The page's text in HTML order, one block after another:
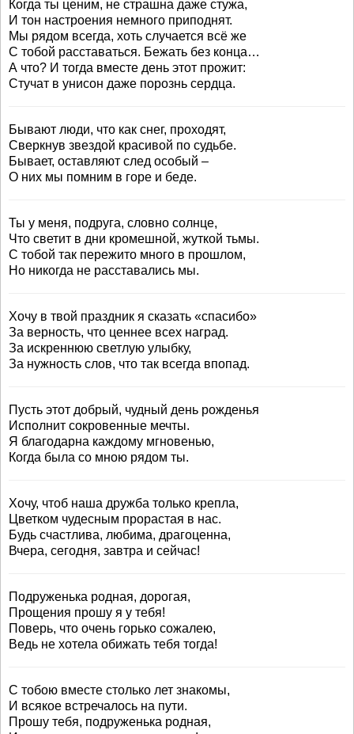
Когда ты ценим, не страшна даже стужа,
И тон настроения немного приподнят.
Мы рядом всегда, хоть случается всё же
С тобой расставаться. Бежать без конца…
А что? И тогда вместе день этот прожит:
Стучат в унисон даже порознь сердца.
Бывают люди, что как снег, проходят,
Сверкнув звездой красивой по судьбе.
Бывает, оставляют след особый –
О них мы помним в горе и беде.
Ты у меня, подруга, словно солнце,
Что светит в дни кромешной, жуткой тьмы.
С тобой так пережито много в прошлом,
Но никогда не расставались мы.
Хочу в твой праздник я сказать «спасибо»
За верность, что ценнее всех наград.
За искреннюю светлую улыбку,
За нужность слов, что так всегда впопад.
Пусть этот добрый, чудный день рожденья
Исполнит сокровенные мечты.
Я благодарна каждому мгновенью,
Когда была со мною рядом ты.
Хочу, чтоб наша дружба только крепла,
Цветком чудесным прорастая в нас.
Будь счастлива, любима, драгоценна,
Вчера, сегодня, завтра и сейчас!
Подруженька родная, дорогая,
Прощения прошу я у тебя!
Поверь, что очень горько сожалею,
Ведь не хотела обижать тебя тогда!
С тобою вместе столько лет знакомы,
И всякое встречалось на пути.
Прошу тебя, подруженька родная,